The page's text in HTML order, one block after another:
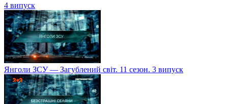
4 випуск
Янголи ЗСУ — Загублений світ. 11 сезон. 3 випуск